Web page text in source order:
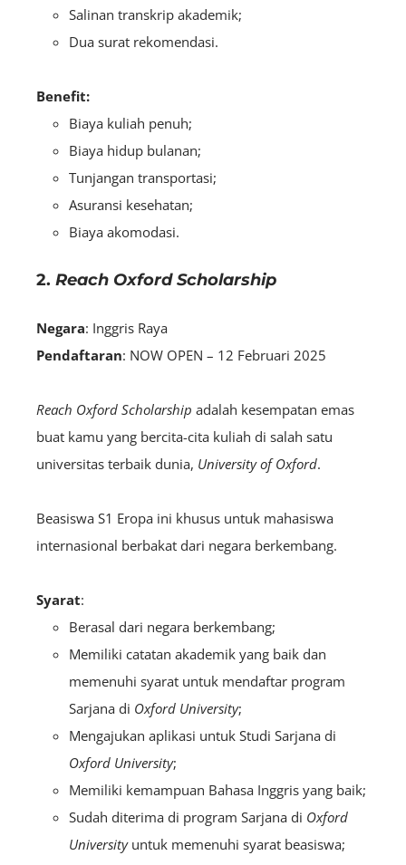
Salinan transkrip akademik;
Dua surat rekomendasi.
Benefit:
Biaya kuliah penuh;
Biaya hidup bulanan;
Tunjangan transportasi;
Asuransi kesehatan;
Biaya akomodasi.
2. Reach Oxford Scholarship
Negara: Inggris Raya
Pendaftaran: NOW OPEN – 12 Februari 2025
Reach Oxford Scholarship adalah kesempatan emas
buat kamu yang bercita-cita kuliah di salah satu
universitas terbaik dunia, University of Oxford.
Beasiswa S1 Eropa ini khusus untuk mahasiswa
internasional berbakat dari negara berkembang.
Syarat:
Berasal dari negara berkembang;
Memiliki catatan akademik yang baik dan
memenuhi syarat untuk mendaftar program
Sarjana di Oxford University;
Mengajukan aplikasi untuk Studi Sarjana di
Oxford University;
Memiliki kemampuan Bahasa Inggris yang baik;
Sudah diterima di program Sarjana di Oxford
Universityuntuk memenuhi syarat beasiswa;